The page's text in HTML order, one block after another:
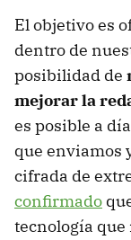
El objetivo es
dentro de
posibilidad de
mejorar la
es posible a
que enviamos
cifrada de
confirmado
tecnología